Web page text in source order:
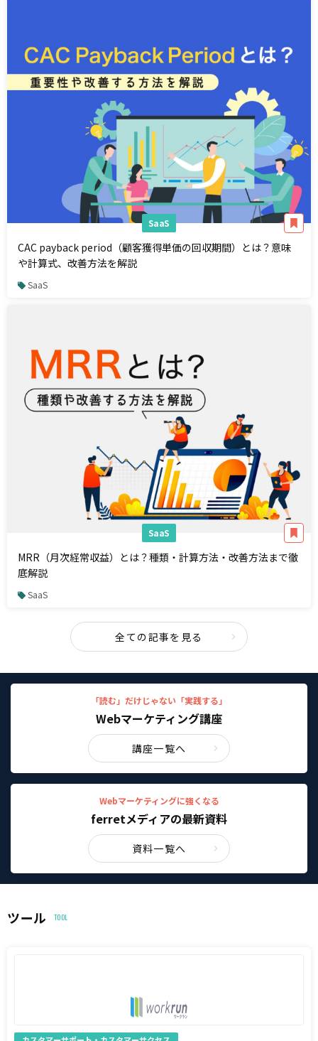
SaaS
CAC payback period（顧客獲得単価の回収期間）とは？意味
や計算式、改善方法を解説
SaaS
SaaS
MRR（月次経常収益）とは？種類・計算方法・改善方法まで徹
底解説
SaaS
全ての記事を見る
「読む」だけじゃない「実践する」
Webマーケティング講座
講座一覧へ
Webマーケティングに強くなる
ferretメディアの最新資料
資料一覧へ
ツール TOOL